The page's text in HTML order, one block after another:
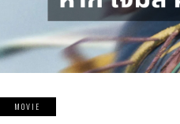
MOVIE